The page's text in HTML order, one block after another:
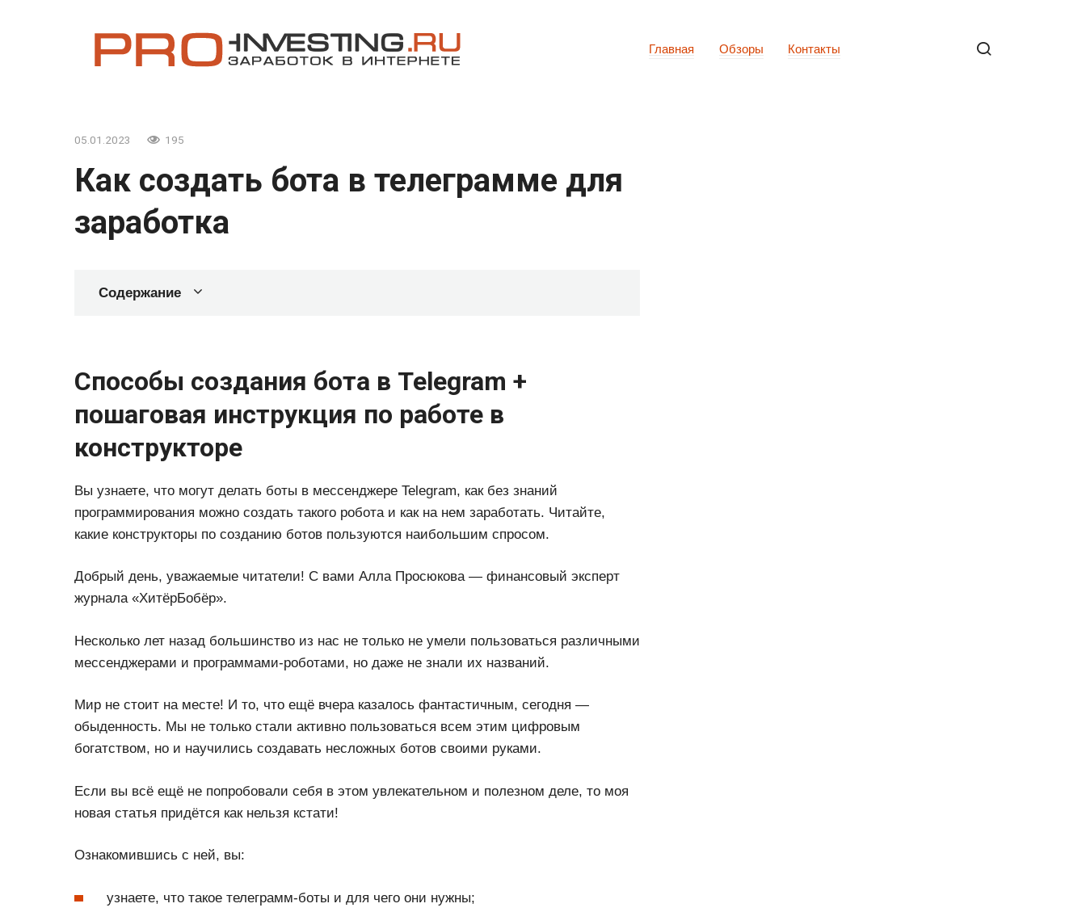
Главная Обзоры Контакты
05.01.2023 195
Как создать бота в телеграмме для
заработка
Содержание
Способы создания бота в Telegram +
пошаговая инструкция по работе в
конструкторе
Вы узнаете, что могут делать боты в мессенджере Telegram, как без знаний
программирования можно создать такого робота и как на нем заработать. Читайте,
какие конструкторы по созданию ботов пользуются наибольшим спросом.
Добрый день, уважаемые читатели! С вами Алла Просюкова — финансовый эксперт
журнала «ХитёрБобёр».
Несколько лет назад большинство из нас не только не умели пользоваться различными
мессенджерами и программами-роботами, но даже не знали их названий.
Мир не стоит на месте! И то, что ещё вчера казалось фантастичным, сегодня —
обыденность. Мы не только стали активно пользоваться всем этим цифровым
богатством, но и научились создавать несложных ботов своими руками.
Если вы всё ещё не попробовали себя в этом увлекательном и полезном деле, то моя
новая статья придётся как нельзя кстати!
Ознакомившись с ней, вы:
узнаете, что такое телеграмм-боты и для чего они нужны;